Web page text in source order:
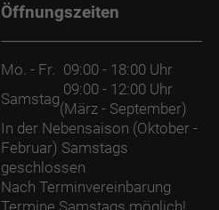
Öffnungszeiten
Mo. - Fr.
09:00 - 18:00 Uhr
Samstag
09:00 - 12:00 Uhr
(März - September)
In der Nebensaison (Oktober -
Februar) Samstags
geschlossen
Nach Terminvereinbarung
Termine Samstags möglich!